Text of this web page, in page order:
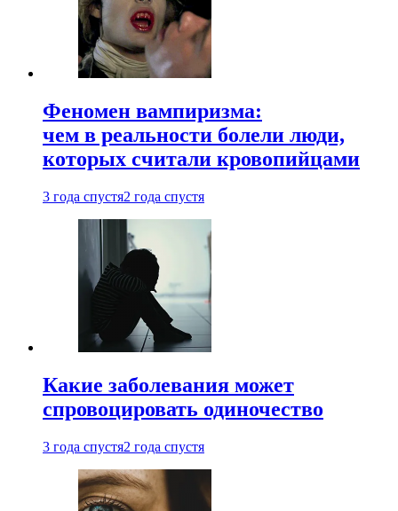
Феномен вампиризма:
чем в реальности болели люди,
которых считали кровопийцами
3 года спустя2 года спустя
Какие заболевания может
спровоцировать одиночество
3 года спустя2 года спустя